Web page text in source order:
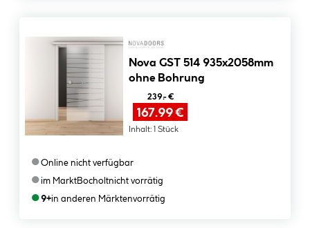
Nova GST 514 935x2058mm
ohne Bohrung
239.- €
167.99 €
Inhalt: 1 Stück
●Online nicht verfügbar
●im MarktBocholtnicht vorrätig
●9+in anderen Märktenvorrätig